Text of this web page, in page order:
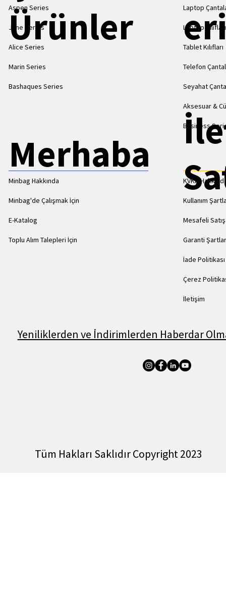
Laptop
Laptop Kılıfları
Tablet Kılıfları
Telefon
Seyahat
Aksesuar &
Business
Aspen Series
Jane Series
Alice Series
Marin Series
Bashaques Series
Minbag Hakkında
Minbag'de Çalışmak İçin
E-Katalog
Toplu Alım Talepleri İçin
KVKK
Kullanım
Mesafeli
Garanti
İade Politikası
Çerez
İletişim
Ürünler
Merhaba
Tüm Hakları Saklıdır Copyright 2023
Yeniliklerden ve İndirimlerden Haberdar